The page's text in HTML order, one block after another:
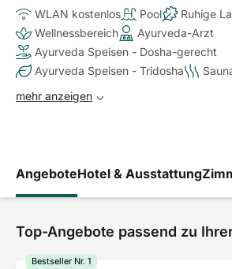
WLAN kostenlos Pool Ruhige
Wellnessbereich
Ayurveda-Arzt
Ayurveda Speisen - Dosha-gerecht
Ayurveda Speisen - Tridosha
mehr anzeigen
AngeboteHotel & Ausstattung
Top-Angebote passend zu
Bestseller Nr. 1